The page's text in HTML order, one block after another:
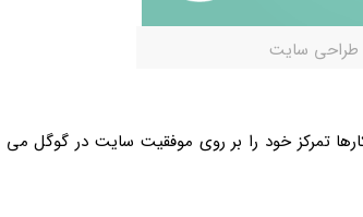
طراحی سایت
تمرکز خود را بر روی موفقیت سایت در گوگل می